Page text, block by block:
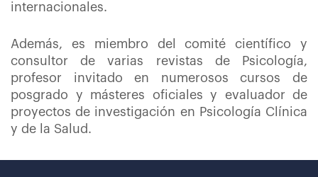
internacionales.
Además, es miembro del comité científico y
consultor de varias revistas de Psicología,
profesor invitado en numerosos cursos de
posgrado y másteres oficiales y evaluador de
proyectos de investigación en Psicología Clínica
y de la Salud.